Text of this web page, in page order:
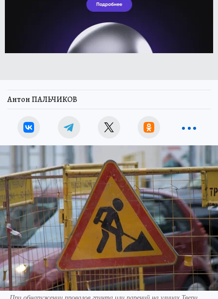
Антон ПАЛЬЧИКОВ
При обнаружении провалов грунта или парений на улицах Твери